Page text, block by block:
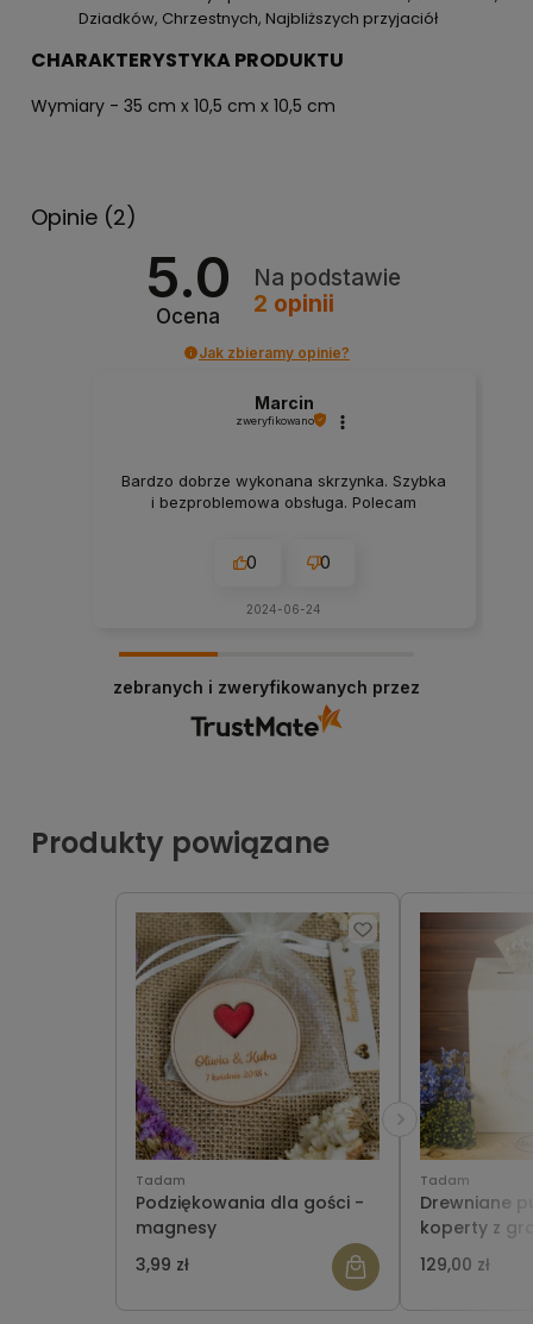
Dziadków, Chrzestnych, Najbliższych przyjaciół
CHARAKTERYSTYKA PRODUKTU
Wymiary - 35 cm x 10,5 cm x 10,5 cm
Opinie (2)
5.0
Ocena
Na podstawie
2 opinii
Jak zbieramy opinie?
Marcin
zweryfikowano
Bardzo dobrze wykonana skrzynka. Szybka
i bezproblemowa obsługa. Polecam
0 0
2024-06-24
zebranych i zweryfikowanych przez
Produkty powiązane
Tadam
Podziękowania dla gości -
magnesy
3,99 zł
Tadam
Drewniane
koperty z
zamykane
129,00 zł